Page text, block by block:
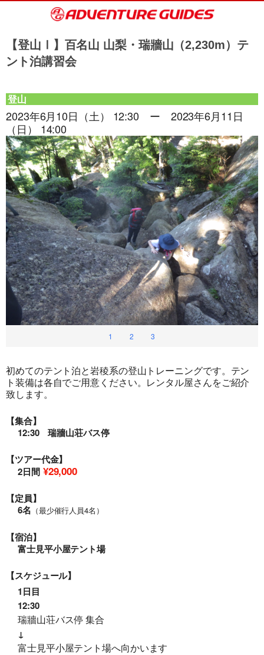
【登山Ⅰ】百名山 山梨・瑞牆山（2,230m）テ
ント泊講習会
登山
2023年6月10日（土） 12:30 ー 2023年6月11日
（日） 14:00
1 2 3
初めてのテント泊と岩稜系の登山トレーニングです。テン
ト装備は各自でご用意ください。レンタル屋さんをご紹介
致します。
【集合】
12:30 瑞牆山荘バス停
【ツアー代金】
2日間 ¥29,000
【定員】
6名 （最少催行人員4名）
【宿泊】
富士見平小屋テント場
【スケジュール】
1日目
12:30
瑞牆山荘バス停 集合
↓
富士見平小屋テント場へ向かいます
旅行条件（要旨）